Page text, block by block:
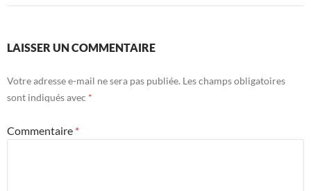
LAISSER UN COMMENTAIRE
Votre adresse e-mail ne sera pas publiée. Les champs obligatoires
sont indiqués avec *
Commentaire *